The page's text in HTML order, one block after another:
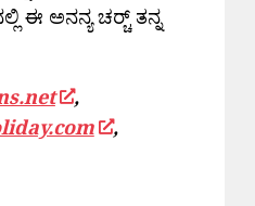
ಈ ಅನನ್ಯ ಚರ‍್ಚ್ ತನ್ನ
,
,